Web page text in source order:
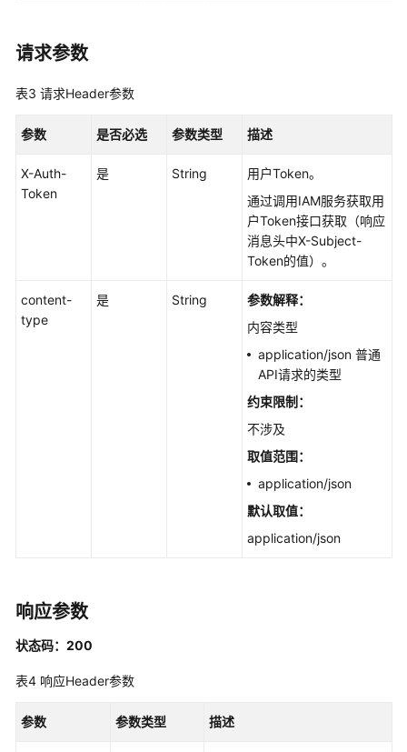
户
件
管
道
请求参数
表3 请求Header参数
参数 是否必选 参数类型 描述
X-Auth-
Token
是 String
用户Token。
通过调用IAM服务获取用
户Token接口获取（响应
消息头中X-Subject-
Token的值）。
content-
type
是 String
参数解释：
内容类型
application/json 普通
API请求的类型
约束限制：
不涉及
取值范围：
application/json
默认取值：
application/json
响应参数
状态码：200
表4 响应Header参数
参数 参数类型 描述